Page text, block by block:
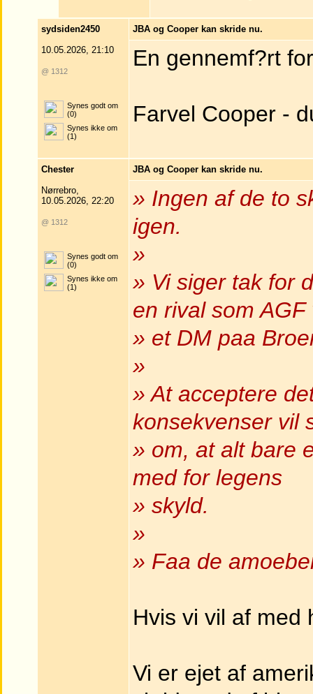
sydsiden2450
10.05.2026, 21:10
@ 1312
Synes godt om
(0)
Synes ikke om
(1)
JBA og Cooper kan skride nu.
En gennemf?rt
Farvel Cooper -
Chester
Nørrebro,
10.05.2026, 22:20
@ 1312
Synes godt om
(0)
Synes ikke om
(1)
JBA og Cooper kan skride nu.
» Ingen af de to
igen.
»
» Vi siger tak for
en rival som AGF
» et DM paa
»
» At acceptere
konsekvenser vil
» om, at alt bare
med for legens
» skyld.
»
» Faa de
Hvis vi vil af med
Vi er ejet af